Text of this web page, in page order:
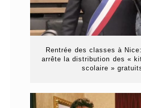
Rentrée des classes à
arrête la distribution des «
scolaire »